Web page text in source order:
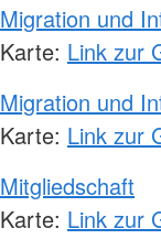
Migration und
Karte: Link zur
Migration und
Karte: Link zur
Mitgliedschaft
Karte: Link zur